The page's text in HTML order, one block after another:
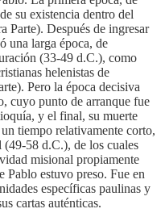
su existencia dentro del
Parte). Después de ingresar
una larga época, de
(33-49 d.C.), como
helenistas de
Pero la época decisiva
cuyo punto de arranque fue
y el final, su muerte
tiempo relativamente corto,
(49-58 d.C.), de los cuales
misional propiamente
Pablo estuvo preso. Fue en
específicas paulinas y
cartas auténticas.